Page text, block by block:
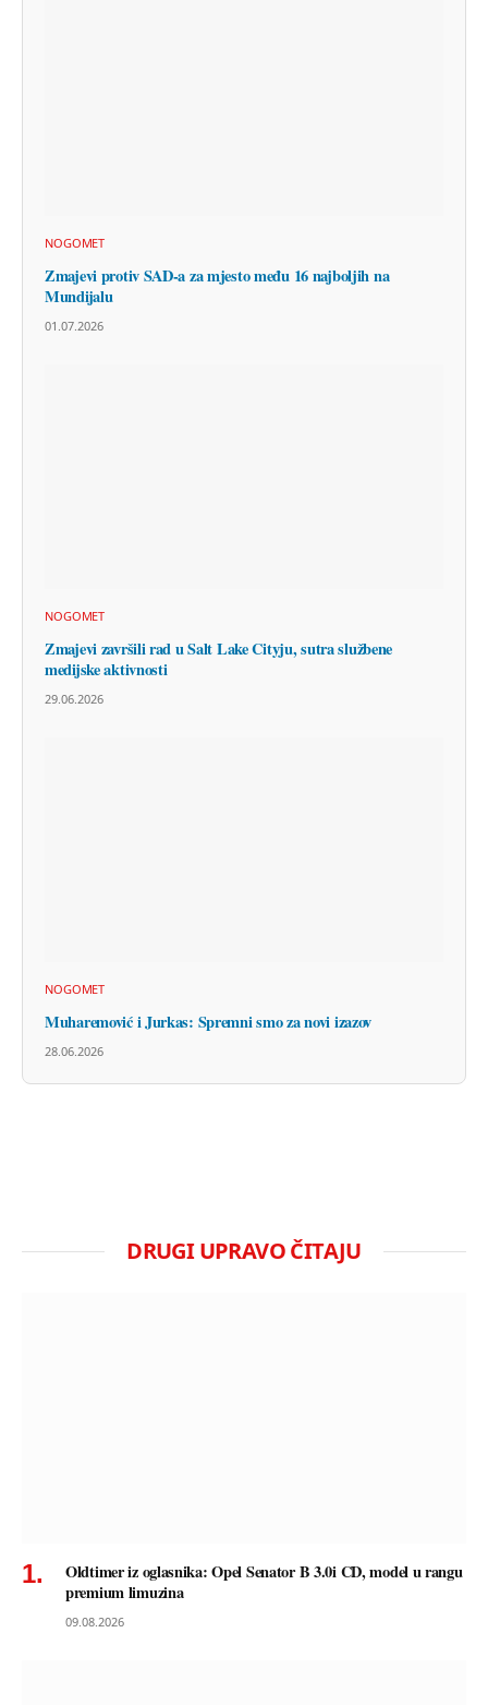
NOGOMET
Zmajevi protiv SAD-a za mjesto među 16 najboljih na
Mundijalu
01.07.2026
NOGOMET
Zmajevi završili rad u Salt Lake Cityju, sutra službene
medijske aktivnosti
29.06.2026
NOGOMET
Muharemović i Jurkas: Spremni smo za novi izazov
28.06.2026
DRUGI UPRAVO ČITAJU
Oldtimer iz oglasnika: Opel Senator B 3.0i CD, model u rangu
premium limuzina
09.08.2026